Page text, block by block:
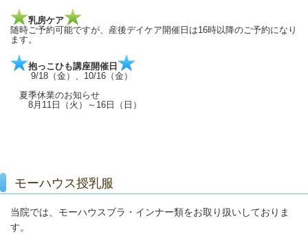
乳房ケア
随時ご予約可能ですが、産後デイケア開催日は16時以降のご予約になり
ます。
抱っこひも講座開催日
9/18（金）、10/16（金）
夏季休業のお知らせ
8月11日（火）～16日（日）
モーハウス授乳服
当院では、モーハウスブラ・インナー類をお取り扱いしておりま
す。